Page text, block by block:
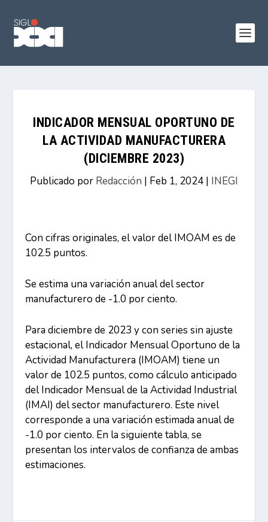
INDICADOR MENSUAL OPORTUNO DE
LA ACTIVIDAD MANUFACTURERA
(DICIEMBRE 2023)
Publicado por Redacción | Feb 1, 2024 | INEGI
Con cifras originales, el valor del IMOAM es de
102.5 puntos.
Se estima una variación anual del sector
manufacturero de -1.0 por ciento.
Para diciembre de 2023 y con series sin ajuste
estacional, el Indicador Mensual Oportuno de la
Actividad Manufacturera (IMOAM) tiene un
valor de 102.5 puntos, como cálculo anticipado
del Indicador Mensual de la Actividad Industrial
(IMAI) del sector manufacturero. Este nivel
corresponde a una variación estimada anual de
-1.0 por ciento. En la siguiente tabla, se
presentan los intervalos de confianza de ambas
estimaciones.